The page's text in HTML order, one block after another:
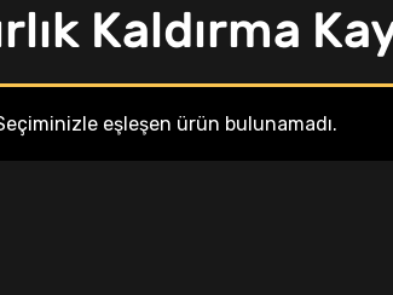
Kaldırma
eşleşen ürün bulunamadı.